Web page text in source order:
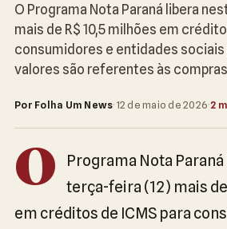
O Programa Nota Paraná libera
mais de R$ 10,5 milhões em
consumidores e entidades
valores são referentes às
Por Folha Um News· 12 de maio de 2026·2
O
Programa Nota
terça-feira (12) mais
em créditos de ICMS para